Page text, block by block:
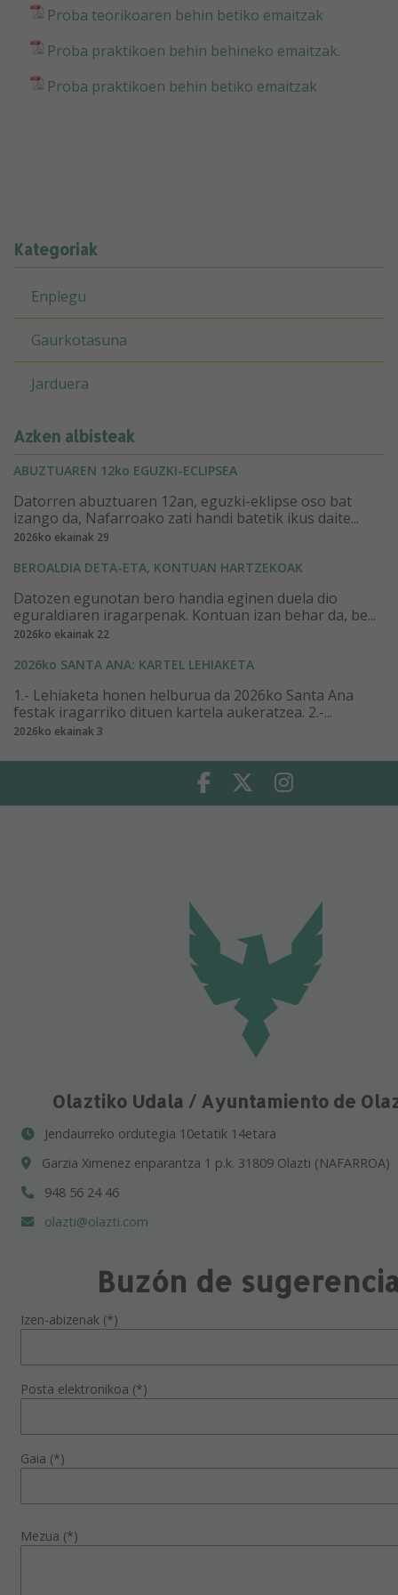
Proba teorikoaren behin betiko emaitzak
Proba praktikoen behin behineko emaitzak.
Proba praktikoen behin betiko emaitzak
Kategoriak
Enplegu
Gaurkotasuna
Jarduera
Azken albisteak
ABUZTUAREN 12ko EGUZKI-ECLIPSEA
Datorren abuztuaren 12an, eguzki-eklipse oso bat
izango da, Nafarroako zati handi batetik ikus daite...
2026ko ekainak 29
BEROALDIA DETA-ETA, KONTUAN HARTZEKOAK
Datozen egunotan bero handia eginen duela dio
eguraldiaren iragarpenak. Kontuan izan behar da, be...
2026ko ekainak 22
2026ko SANTA ANA: KARTEL LEHIAKETA
1.- Lehiaketa honen helburua da 2026ko Santa Ana
festak iragarriko dituen kartela aukeratzea. 2.-...
2026ko ekainak 3
Facebook Twitter Instagram
Olaztiko Udala / Ayuntamiento de
Jendaurreko ordutegia 10etatik 14etara
Garzia Ximenez enparantza 1 p.k. 31809 Olazti (NAFARROA)
948 56 24 46
olazti@olazti.com
Buzón de
Izen-abizenak (*)
Posta elektronikoa (*)
Gaia (*)
Mezua (*)